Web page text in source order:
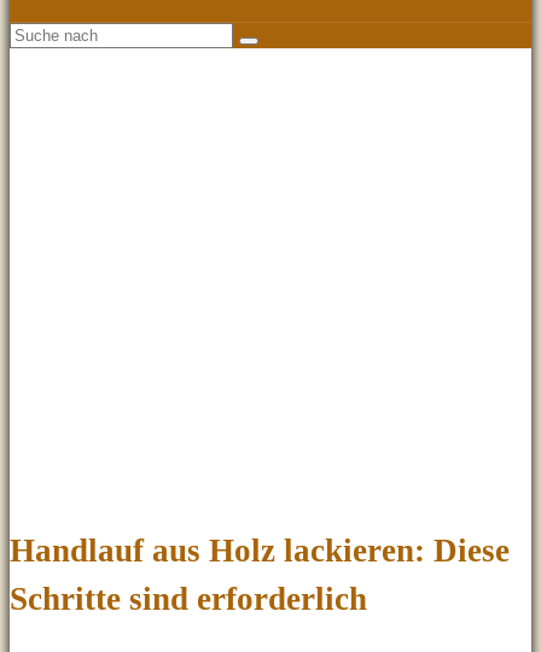
Handlauf aus Holz lackieren: Diese
Schritte sind erforderlich